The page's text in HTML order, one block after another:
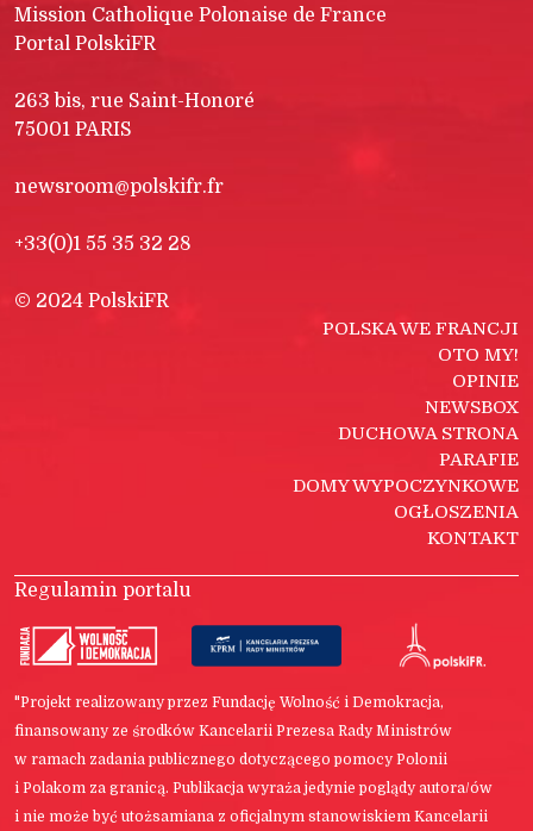
Mission Catholique Polonaise de France
Portal PolskiFR
263 bis, rue Saint-Honoré
75001 PARIS
newsroom@polskifr.fr
+33(0)1 55 35 32 28
© 2024 PolskiFR
POLSKA WE FRANCJI
OTO MY!
OPINIE
NEWSBOX
DUCHOWA STRONA
PARAFIE
DOMY WYPOCZYNKOWE
OGŁOSZENIA
KONTAKT
Regulamin portalu
"Projekt realizowany przez Fundację Wolność i Demokracja,
finansowany ze środków Kancelarii Prezesa Rady Ministrów
w ramach zadania publicznego dotyczącego pomocy Polonii
i Polakom za granicą. Publikacja wyraża jedynie poglądy autora/ów
i nie może być utożsamiana z oficjalnym stanowiskiem Kancelarii